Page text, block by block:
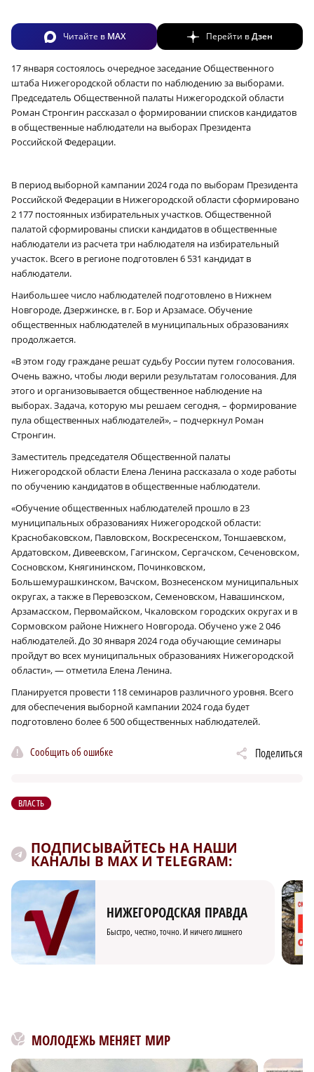
Читайте в MAX Перейти вДзен
17 января состоялось очередное заседание Общественного
штаба Нижегородской области по наблюдению за выборами.
Председатель Общественной палаты Нижегородской области
Роман Стронгин рассказал о формировании списков кандидатов
в общественные наблюдатели на выборах Президента
Российской Федерации.
В период выборной кампании 2024 года по выборам Президента
Российской Федерации в Нижегородской области сформировано
2 177 постоянных избирательных участков. Общественной
палатой сформированы списки кандидатов в общественные
наблюдатели из расчета три наблюдателя на избирательный
участок. Всего в регионе подготовлен 6 531 кандидат в
наблюдатели.
Наибольшее число наблюдателей подготовлено в Нижнем
Новгороде, Дзержинске, в г. Бор и Арзамасе. Обучение
общественных наблюдателей в муниципальных образованиях
продолжается.
«В этом году граждане решат судьбу России путем голосования.
Очень важно, чтобы люди верили результатам голосования. Для
этого и организовывается общественное наблюдение на
выборах. Задача, которую мы решаем сегодня, – формирование
пула общественных наблюдателей», – подчеркнул Роман
Стронгин.
Заместитель председателя Общественной палаты
Нижегородской области Елена Ленина рассказала о ходе работы
по обучению кандидатов в общественные наблюдатели.
«Обучение общественных наблюдателей прошло в 23
муниципальных образованиях Нижегородской области:
Краснобаковском, Павловском, Воскресенском, Тоншаевском,
Ардатовском, Дивеевском, Гагинском, Сергачском, Сеченовском,
Сосновском, Княгининском, Починковском,
Большемурашкинском, Вачском, Вознесенском муниципальных
округах, а также в Перевозском, Семеновском, Навашинском,
Арзамасском, Первомайском, Чкаловском городских округах и в
Сормовском районе Нижнего Новгорода. Обучено уже 2 046
наблюдателей. До 30 января 2024 года обучающие семинары
пройдут во всех муниципальных образованиях Нижегородской
области», — отметила Елена Ленина.
Планируется провести 118 семинаров различного уровня. Всего
для обеспечения выборной кампании 2024 года будет
подготовлено более 6 500 общественных наблюдателей.
Сообщить об ошибке Поделиться
ВЛАСТЬ
ПОДПИСЫВАЙТЕСЬ НА НАШИ
КАНАЛЫ В MAX И TELEGRAM:
НИЖЕГОРОДСКАЯ ПРАВДА
Быстро, честно, точно. И ничего лишнего
МОЛОДЕЖЬ МЕНЯЕТ МИР